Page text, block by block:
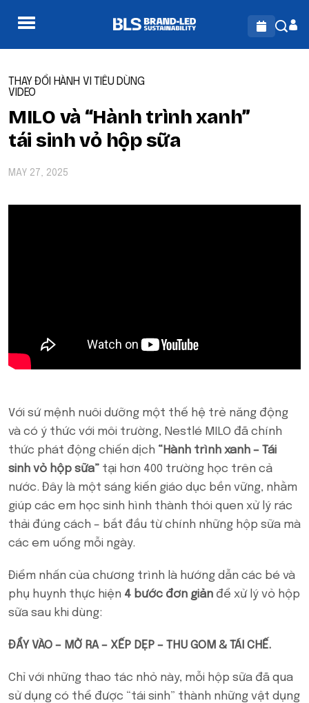
THAY ĐỔI HÀNH VI TIÊU DÙNG
VIDEO
MILO và “Hành trình xanh”
tái sinh vỏ hộp sữa
MAY 27, 2025
Với sứ mệnh nuôi dưỡng một thế hệ trẻ năng động
và có ý thức với môi trường, Nestlé MILO đã chính
thức phát động chiến dịch “Hành trình xanh – Tái
sinh vỏ hộp sữa” tại hơn 400 trường học trên cả
nước. Đây là một sáng kiến giáo dục bền vững, nhằm
giúp các em học sinh hình thành thói quen xử lý rác
thải đúng cách – bắt đầu từ chính những hộp sữa mà
các em uống mỗi ngày.
Điểm nhấn của chương trình là hướng dẫn các bé và
phụ huynh thực hiện 4 bước đơn giản để xử lý vỏ hộp
sữa sau khi dùng:
ĐẨY VÀO – MỞ RA – XẾP DẸP – THU GOM & TÁI CHẾ.
Chỉ với những thao tác nhỏ này, mỗi hộp sữa đã qua
sử dụng có thể được “tái sinh” thành những vật dụng